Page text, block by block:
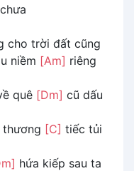
cho trời đất cũng
niềm [Am] riêng
quê [Dm] cũ dấu
[C] tiếc tủi
hứa kiếp sau ta